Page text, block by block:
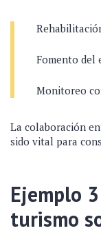
Fomento del
Monitoreo
La colaboración
sido vital para
Ejemplo
turismo